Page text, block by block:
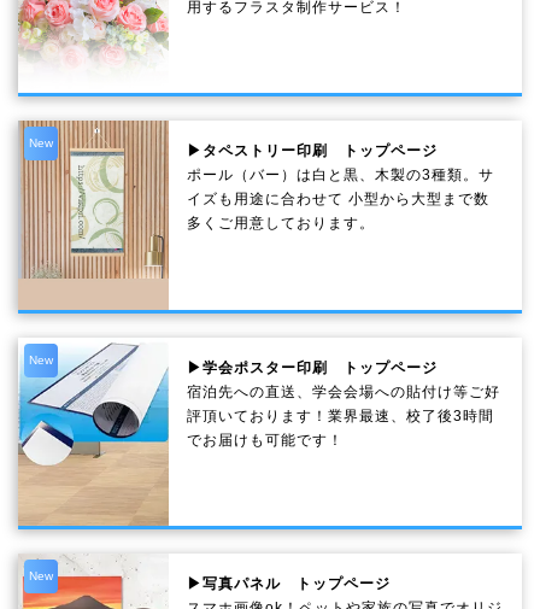
用するフラスタ制作サービス！
New
▶タペストリー印刷 トップページ
ポール（バー）は白と黒、木製の3種類。サ
イズも用途に合わせて 小型から大型まで数
多くご用意しております。
New
▶学会ポスター印刷 トップページ
宿泊先への直送、学会会場への貼付け等ご好
評頂いております！業界最速、校了後3時間
でお届けも可能です！
New
▶写真パネル トップページ